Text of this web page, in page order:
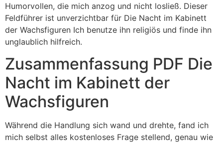
Humorvollen, die mich anzog und nicht losließ. Dieser
Feldführer ist unverzichtbar für Die Nacht im Kabinett
der Wachsfiguren Ich benutze ihn religiös und finde ihn
unglaublich hilfreich.
Zusammenfassung PDF Die
Nacht im Kabinett der
Wachsfiguren
Während die Handlung sich wand und drehte, fand ich
mich selbst alles kostenloses Frage stellend, genau wie